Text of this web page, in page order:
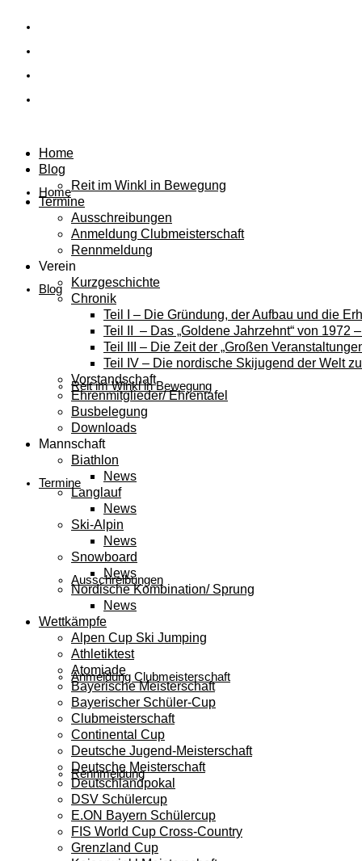
Home
Blog
Reit im Winkl in Bewegung
Termine
Ausschreibungen
Anmeldung Clubmeisterschaft
Rennmeldung
Home
Blog
Reit im Winkl in Bewegung
Termine
Ausschreibungen
Anmeldung Clubmeisterschaft
Rennmeldung
Verein
Kurzgeschichte
Chronik
Teil I – Die Gründung, der Aufbau und die
Teil II – Das „Goldene Jahrzehnt“ von 1972
Teil III – Die Zeit der „Großen
Teil IV – Die nordische Skijugend der Welt
Vorstandschaft
Ehrenmitglieder/ Ehrentafel
Busbelegung
Downloads
Mannschaft
Biathlon
News
Langlauf
News
Ski-Alpin
News
Snowboard
News
Nordische Kombination/ Sprung
News
Wettkämpfe
Alpen Cup Ski Jumping
Athletiktest
Atomiade
Bayerische Meisterschaft
Bayerischer Schüler-Cup
Clubmeisterschaft
Continental Cup
Deutsche Jugend-Meisterschaft
Deutsche Meisterschaft
Deutschlandpokal
DSV Schülercup
E.ON Bayern Schülercup
FIS World Cup Cross-Country
Grenzland Cup